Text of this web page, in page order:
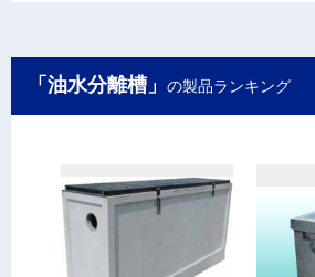
「油水分離槽」 の製品ランキング